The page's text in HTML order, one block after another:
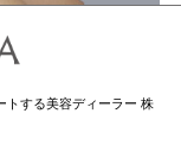
トする美容ディーラー 株